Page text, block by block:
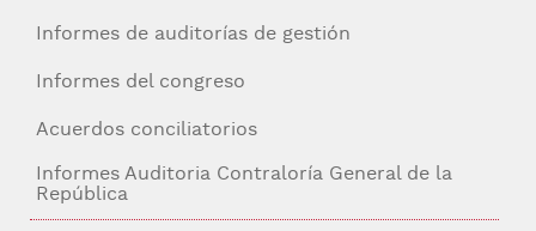
Informes de auditorías de gestión
Informes del congreso
Acuerdos conciliatorios
Informes Auditoria Contraloría General de la
República